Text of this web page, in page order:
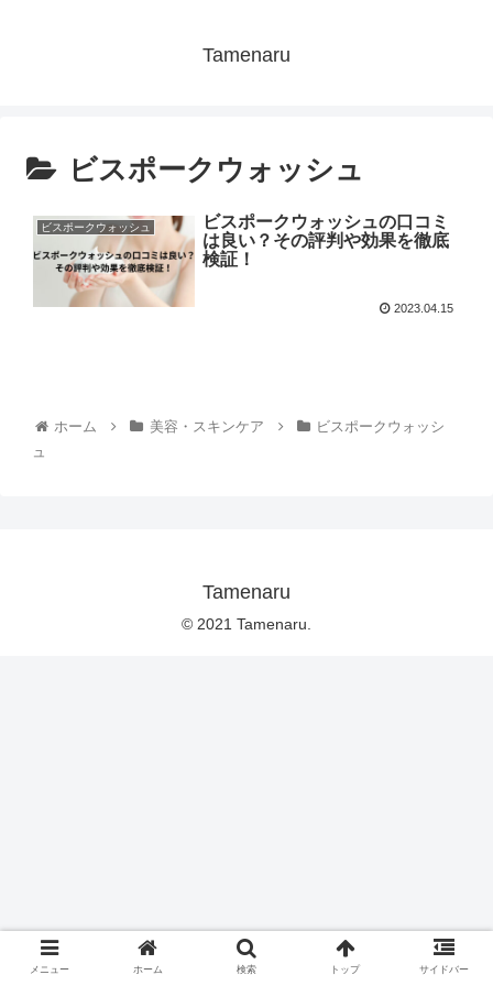
Tamenaru
ビスポークウォッシュ
ビスポークウォッシュ
ビスポークウォッシュの口コミ
は良い？その評判や効果を徹底
検証！
2023.04.15
ホーム 美容・スキンケア
ビスポークウォッシ
ュ
Tamenaru
© 2021 Tamenaru.
メニュー ホーム 検索 トップ サイドバー